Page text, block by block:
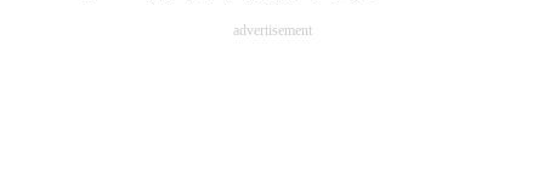
ITエンジニア向け専門サイト
advertisement